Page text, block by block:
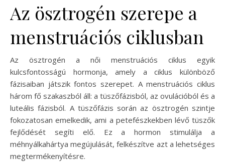
Az ösztrogén szerepe a
menstruációs ciklusban
Az ösztrogén a női menstruációs ciklus egyik
kulcsfontosságú hormonja, amely a ciklus különböző
fázisaiban játszik fontos szerepet. A menstruációs ciklus
három fő szakaszból áll: a tüszőfázisból, az ovulációból és a
luteális fázisból. A tüszőfázis során az ösztrogén szintje
fokozatosan emelkedik, ami a petefészkekben lévő tüszők
fejlődését segíti elő. Ez a hormon stimulálja a
méhnyálkahártya megújulását, felkészítve azt a lehetséges
megtermékenyítésre.